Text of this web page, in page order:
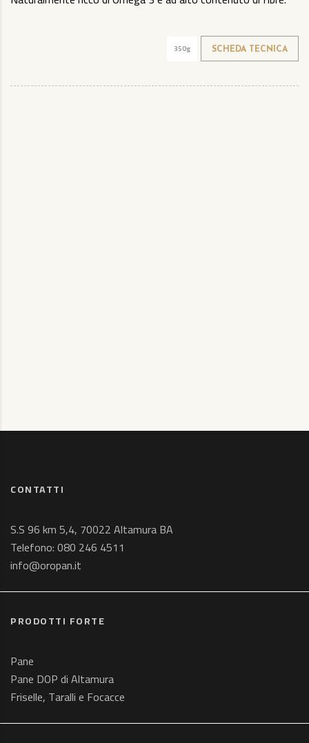
350g SCHEDA TECNICA
CONTATTI
S.S 96 km 5,4, 70022 Altamura BA
Telefono:080 246 4511
info@oropan.it
PRODOTTI FORTE
Pane
Pane DOP di Altamura
Friselle, Taralli e Focacce